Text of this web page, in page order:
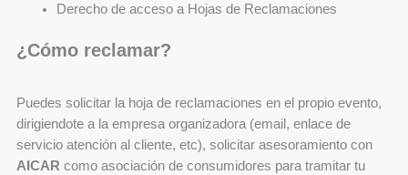
Derecho de acceso a Hojas de Reclamaciones
¿Cómo reclamar?
Puedes solicitar la hoja de reclamaciones en el propio evento,
dirigiendote a la empresa organizadora (email, enlace de
servicio atención al cliente, etc), solicitar asesoramiento con
AICAR como asociación de consumidores para tramitar tu